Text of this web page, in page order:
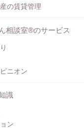
の賃貸管理
相談室®のサービス
ニオン
識
ン